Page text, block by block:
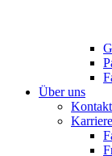
Über uns
Kontakt
Karriere